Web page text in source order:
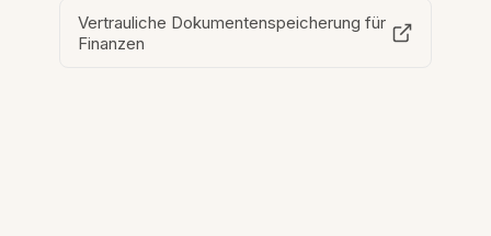
Vertrauliche Dokumentenspeicherung für
Finanzen